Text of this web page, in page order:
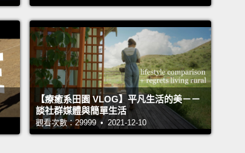
【療癒系田園 VLOG】平凡生活的美－－
談社群媒體與簡單生活
觀看次數：29999 • 2021-12-10